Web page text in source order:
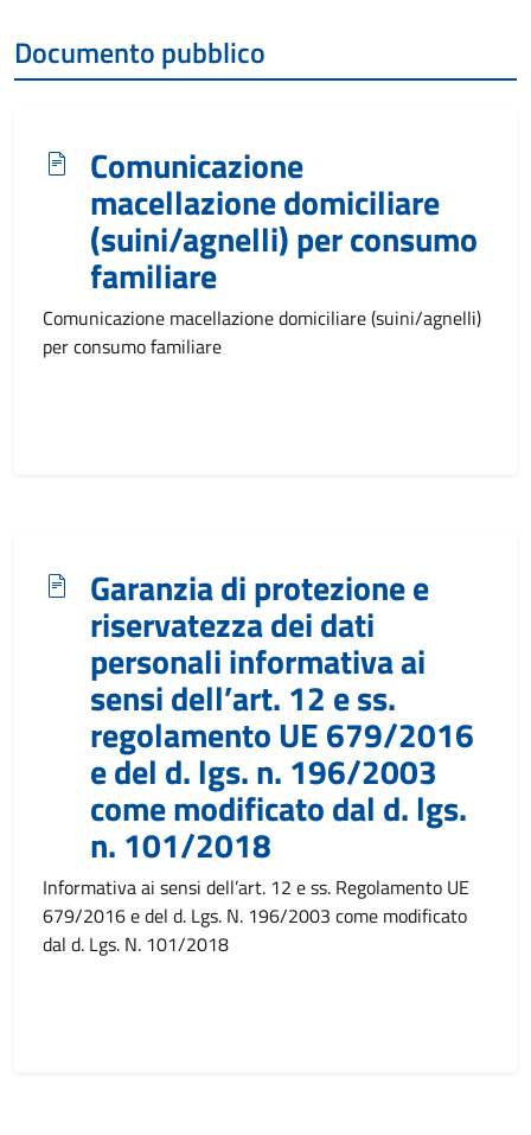
Documento pubblico
Comunicazione
macellazione domiciliare
(suini/agnelli) per consumo
familiare
Comunicazione macellazione domiciliare (suini/agnelli)
per consumo familiare
Garanzia di protezione e
riservatezza dei dati
personali informativa ai
sensi dell’art. 12 e ss.
regolamento UE 679/2016
e del d. lgs. n. 196/2003
come modificato dal d. lgs.
n. 101/2018
Informativa ai sensi dell’art. 12 e ss. Regolamento UE
679/2016 e del d. Lgs. N. 196/2003 come modificato
dal d. Lgs. N. 101/2018